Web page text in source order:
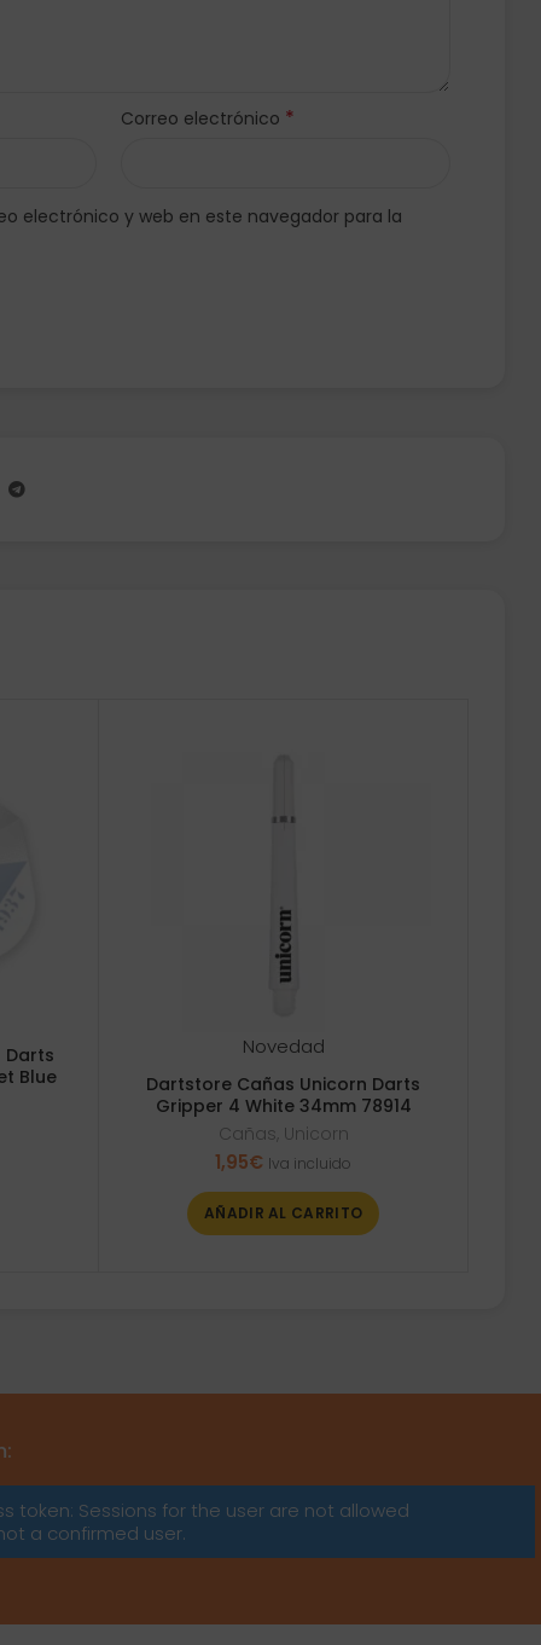
Correo electrónico *
electrónico y web en este navegador para la
Darts
Blue
Novedad
Dartstore Cañas Unicorn Darts
Gripper 4 White 34mm 78914
Cañas, Unicorn
1,95€ Iva incluido
AÑADIR AL CARRITO
token: Sessions for the user are not allowed
a confirmed user.